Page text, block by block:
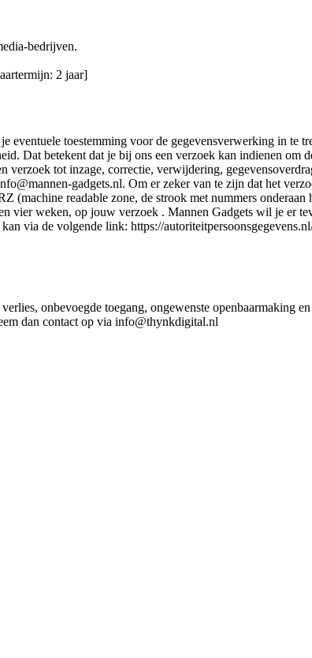
bedrijven.
2 jaar]
eventuele toestemming voor de gegevensverwerking in te
Dat betekent dat je bij ons een verzoek kan indienen om
verzoek tot inzage, correctie, verwijdering,
gadgets.nl. Om er zeker van te zijn dat het
readable zone, de strook met nummers onderaan
vier weken, op jouw verzoek . Mannen Gadgets wil je er
via de volgende link: https://
onbevoegde toegang, ongewenste openbaarmaking
dan contact op via info@thynkdigital.nl